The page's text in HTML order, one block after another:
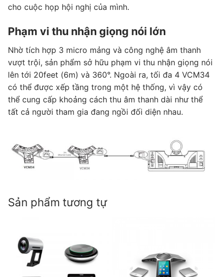
cho cuộc họp hội nghị của mình.
Phạm vi thu nhận giọng nói lớn
Nhờ tích hợp 3 micro mảng và công nghệ âm thanh
vượt trội, sản phẩm sở hữu phạm vi thu nhận giọng nói
lên tới 20feet (6m) và 360°. Ngoài ra, tối đa 4 VCM34
có thể được xếp tầng trong một hệ thống, vì vậy có
thể cung cấp khoảng cách thu âm thanh dài như thể
tất cả người tham gia đang ngồi đối diện nhau.
Sản phẩm tương tự